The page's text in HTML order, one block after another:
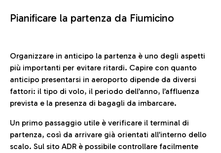
Pianificare la partenza da Fiumicino
Organizzare in anticipo la partenza è uno degli aspetti
più importanti per evitare ritardi. Capire con quanto
anticipo presentarsi in aeroporto dipende da diversi
fattori: il tipo di volo, il periodo dell’anno, l’affluenza
prevista e la presenza di bagagli da imbarcare.
Un primo passaggio utile è verificare il terminal di
partenza, così da arrivare già orientati all’interno dello
scalo. Sul sito ADR è possibile controllare facilmente